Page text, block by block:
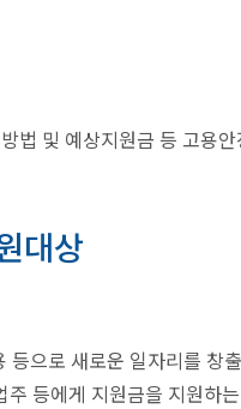
법 및 예상지원금 등 고용
대상
등으로 새로운 일자리를
등에게 지원금을 지원하